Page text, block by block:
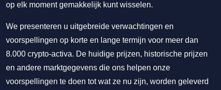
op elk moment gemakkelijk kunt wisselen.
We presenteren u uitgebreide verwachtingen en
voorspellingen op korte en lange termijn voor meer dan
8.000 crypto-activa. De huidige prijzen, historische prijzen
en andere marktgegevens die ons helpen onze
voorspellingen te doen tot wat ze nu zijn, worden geleverd